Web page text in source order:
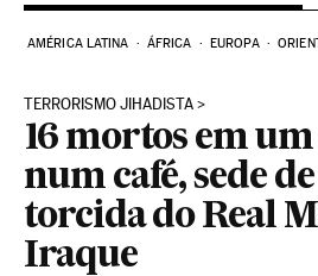
AMÉRICA LATINA ÁFRICA EUROPA
TERRORISMO JIHADISTA
16 mortos em
num café, sede
torcida do Real
Iraque